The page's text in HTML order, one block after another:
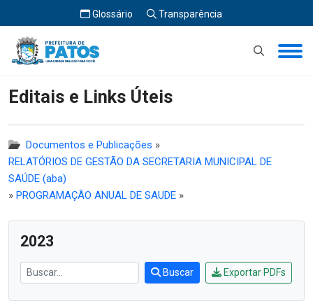
Glossário Transparência
Início Editais e Links Úteis
Editais e Links Úteis
Documentos e Publicações »
RELATÓRIOS DE GESTÃO DA SECRETARIA MUNICIPAL DE
SAÚDE (aba)
» PROGRAMAÇÃO ANUAL DE SAUDE »
2023
Buscar Exportar PDFs